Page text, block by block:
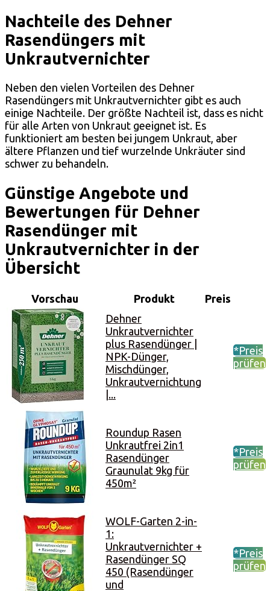
Nachteile des Dehner
Rasendüngers mit
Unkrautvernichter
Neben den vielen Vorteilen des Dehner
Rasendüngers mit Unkrautvernichter gibt es auch
einige Nachteile. Der größte Nachteil ist, dass es nicht
für alle Arten von Unkraut geeignet ist. Es
funktioniert am besten bei jungem Unkraut, aber
ältere Pflanzen und tief wurzelnde Unkräuter sind
schwer zu behandeln.
Günstige Angebote und
Bewertungen für Dehner
Rasendünger mit
Unkrautvernichter in der
Übersicht
Vorschau Produkt
Preis
Dehner
Unkrautvernichter
plus Rasendünger |
NPK-Dünger,
Mischdünger,
Unkrautvernichtung
|...
*Preis
prüfen
Roundup Rasen
Unkrautfrei 2in1
Rasendünger
Graunulat 9kg für
450m²
*Preis
prüfen
WOLF-Garten 2-in-
1:
Unkrautvernichter +
Rasendünger SQ
450 (Rasendünger
und
*Preis
prüfen